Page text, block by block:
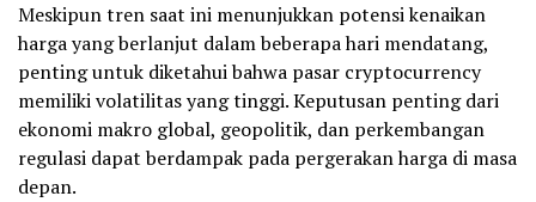
Meskipun tren saat ini menunjukkan potensi kenaikan
harga yang berlanjut dalam beberapa hari mendatang,
penting untuk diketahui bahwa pasar cryptocurrency
memiliki volatilitas yang tinggi. Keputusan penting dari
ekonomi makro global, geopolitik, dan perkembangan
regulasi dapat berdampak pada pergerakan harga di masa
depan.